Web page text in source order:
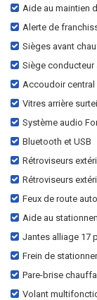
Aide au maintien
Alerte de
Sièges avant
Siège
Accoudoir central
Vitres arrière
Système audio
Bluetooth et USB
Rétroviseurs
Rétroviseurs
Feux de route
Aide au
Jantes alliage 17
Frein de
Pare-brise
Volant